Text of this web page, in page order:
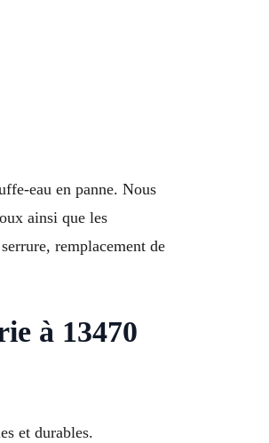
eau en panne. Nous
ainsi que les
remplacement de
à 13470
et durables.